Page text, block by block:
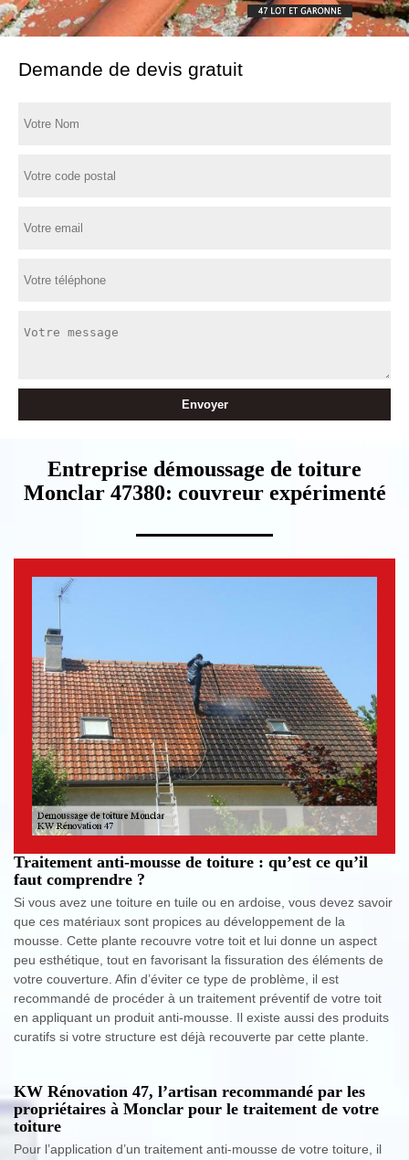
Demande de devis gratuit
Entreprise démoussage de toiture
Monclar 47380: couvreur expérimenté
Traitement anti-mousse de toiture : qu’est ce qu’il
faut comprendre ?
Si vous avez une toiture en tuile ou en ardoise, vous devez savoir
que ces matériaux sont propices au développement de la
mousse. Cette plante recouvre votre toit et lui donne un aspect
peu esthétique, tout en favorisant la fissuration des éléments de
votre couverture. Afin d’éviter ce type de problème, il est
recommandé de procéder à un traitement préventif de votre toit
en appliquant un produit anti-mousse. Il existe aussi des produits
curatifs si votre structure est déjà recouverte par cette plante.
KW Rénovation 47, l’artisan recommandé par les
propriétaires à Monclar pour le traitement de votre
toiture
Pour l’application d’un traitement anti-mousse de votre toiture, il